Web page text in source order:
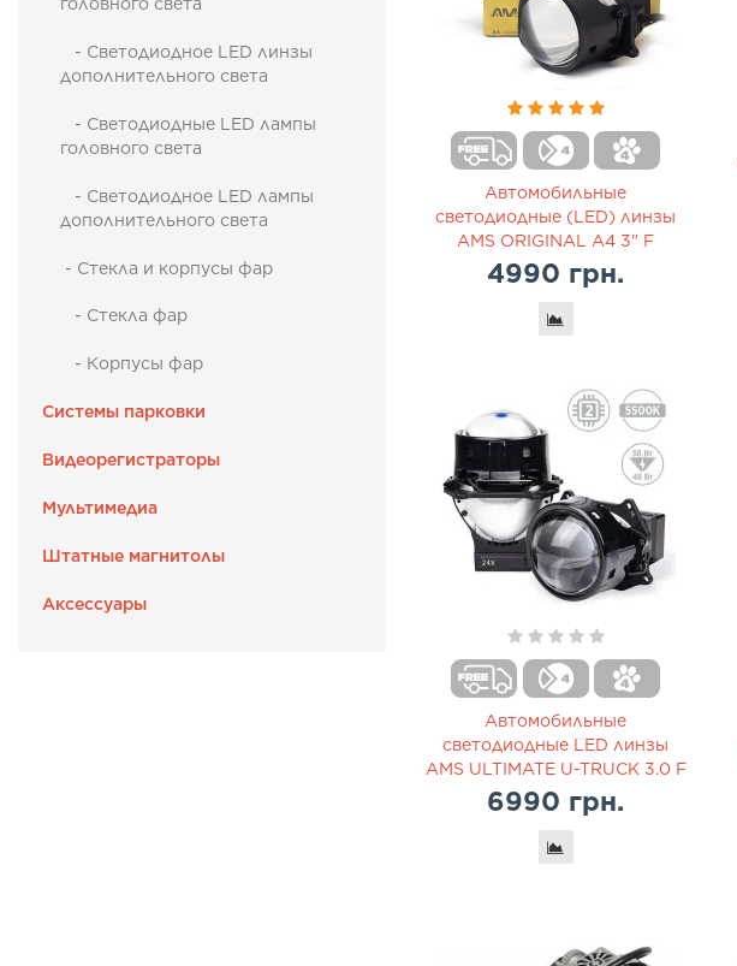
- Светодиодное LED линзы
дополнительного света
- Cветодиодные LED лампы
головного света
- Светодиодное LED лампы
дополнительного света
- Стекла и корпусы фар
- Стекла фар
- Корпусы фар
Системы парковки
Видеорегистраторы
Мультимедиа
Штатные магнитолы
Аксессуары
Автомобильные
светодиодные (LED) линзы
AMS ORIGINAL A4 3" F
4990 грн.
Автомобильные
светодиодные LED линзы
AMS ULTIMATE U-TRUCK 3.0 F
6990 грн.